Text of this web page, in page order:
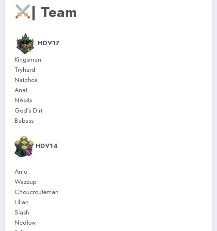
| Team
HDV17
Kingsman
Tryhard
Natchoa
Anat
Nès4x
God’s Dirt
Babass
HDV14
Anto
Wazzup
Choucrouteman
Lilian
Slash
Nedlow